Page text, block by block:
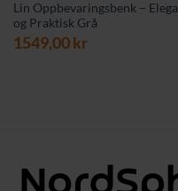
Lin Oppbevaringsbenk –
og Praktisk Grå
1549,00kr